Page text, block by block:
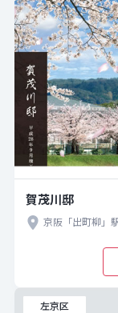
賀茂川邸
京阪「出町柳」
左京区